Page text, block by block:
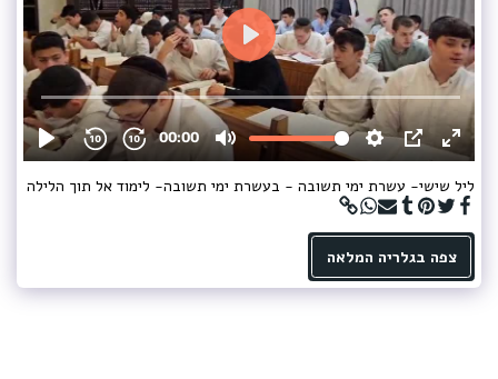
ליל שישי- עשרת ימי תשובה - בעשרת ימי תשובה- לימוד אל תוך הלילה
צפה בגלריה המלאה